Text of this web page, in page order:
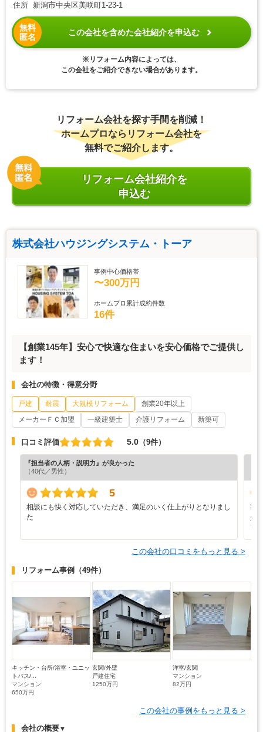
住所 新潟市中央区美咲町1-23-1
無料
匿名
この会社を含めた会社紹介を申込む
※リフォーム内容によっては、
この会社をご紹介できない場合があります。
リフォーム会社を探す手間を削減！
ホームプロならリフォーム会社を
無料でご紹介します。
リフォーム会社紹介を
申込む
株式会社ハウジングシステム・トーア
事例中心価格帯
〜300万円
ホームプロ累計成約件数
16件
【創業145年】安心で快適な住まいを安心価格でご提供し
ます！
会社の特徴・得意分野
戸建 耐震 大規模リフォーム
創業20年以上
メーカーＦＣ加盟
一級建築士 介護リフォーム 新築可
口コミ評価 5.0 （9件）
『担当者の人柄・説明力』が良かった
（40代／男性）
5
相談にも快く対応していただき、満足のいく仕上がりとなりまし
た
寒
少
ブ
この会社の口コミをもっと見る >
リフォーム事例 （49件）
キッチン・台所/浴室・ユニッ
トバス/...
マンション
650万円
玄関/外壁
戸建住宅
1250万円
洋室/玄関
マンション
82万円
この会社の事例をもっと見る >
会社の概要▼